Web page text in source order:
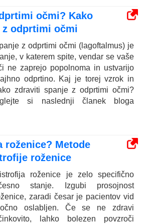
očmi? Kako
odprtimi očmi
z odprtimi očmi (lagoftalmus) je
v katerem spite, vendar se vaše
ne zaprejo popolnoma in ustvarijo
odprtino. Kaj je torej vzrok in
zdraviti spanje z odprtimi očmi?
si naslednji članek bloga
roženice? Metode
roženice
roženice je zelo specifično
stanje. Izgubi prosojnost
zaradi česar je pacientov vid
oslabljen. Če se ne zdravi
lahko bolezen povzroči